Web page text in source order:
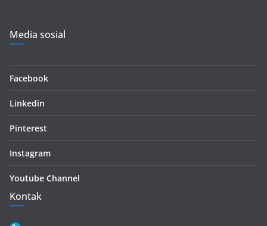
Media sosial
Facebook
Linkedin
Pinterest
Instagram
Youtube Channel
Kontak